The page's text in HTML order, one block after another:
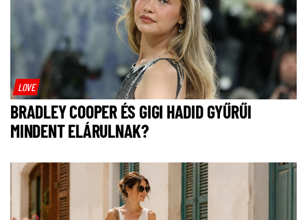
LOVE
BRADLEY COOPER ÉS GIGI HADID GYŰRŰI
MINDENT ELÁRULNAK?